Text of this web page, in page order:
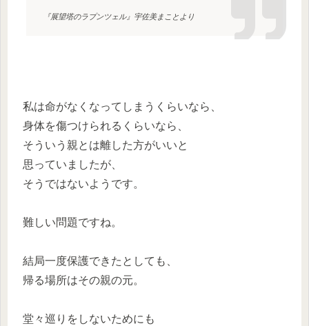
『展望塔のラプンツェル』宇佐美まことより
私は命がなくなってしまうくらいなら、
身体を傷つけられるくらいなら、
そういう親とは離した方がいいと
思っていましたが、
そうではないようです。
難しい問題ですね。
結局一度保護できたとしても、
帰る場所はその親の元。
堂々巡りをしないためにも